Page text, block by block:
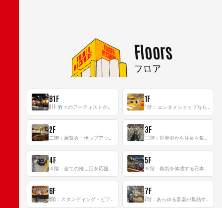
Floors
フロア
B1F 1F
2F 3F
4F 5F
6F 7F